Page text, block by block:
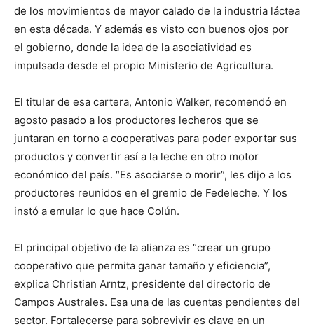
de los movimientos de mayor calado de la industria láctea
en esta década. Y además es visto con buenos ojos por
el gobierno, donde la idea de la asociatividad es
impulsada desde el propio Ministerio de Agricultura.
El titular de esa cartera, Antonio Walker, recomendó en
agosto pasado a los productores lecheros que se
juntaran en torno a cooperativas para poder exportar sus
productos y convertir así a la leche en otro motor
económico del país. “Es asociarse o morir”, les dijo a los
productores reunidos en el gremio de Fedeleche. Y los
instó a emular lo que hace Colún.
El principal objetivo de la alianza es “crear un grupo
cooperativo que permita ganar tamaño y eficiencia”,
explica Christian Arntz, presidente del directorio de
Campos Australes. Esa una de las cuentas pendientes del
sector. Fortalecerse para sobrevivir es clave en un